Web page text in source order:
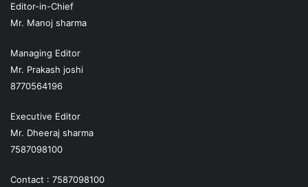
Editor-in-Chief
Mr. Manoj sharma
Managing Editor
Mr. Prakash joshi
8770564196
Executive Editor
Mr. Dheeraj sharma
7587098100
Contact : 7587098100